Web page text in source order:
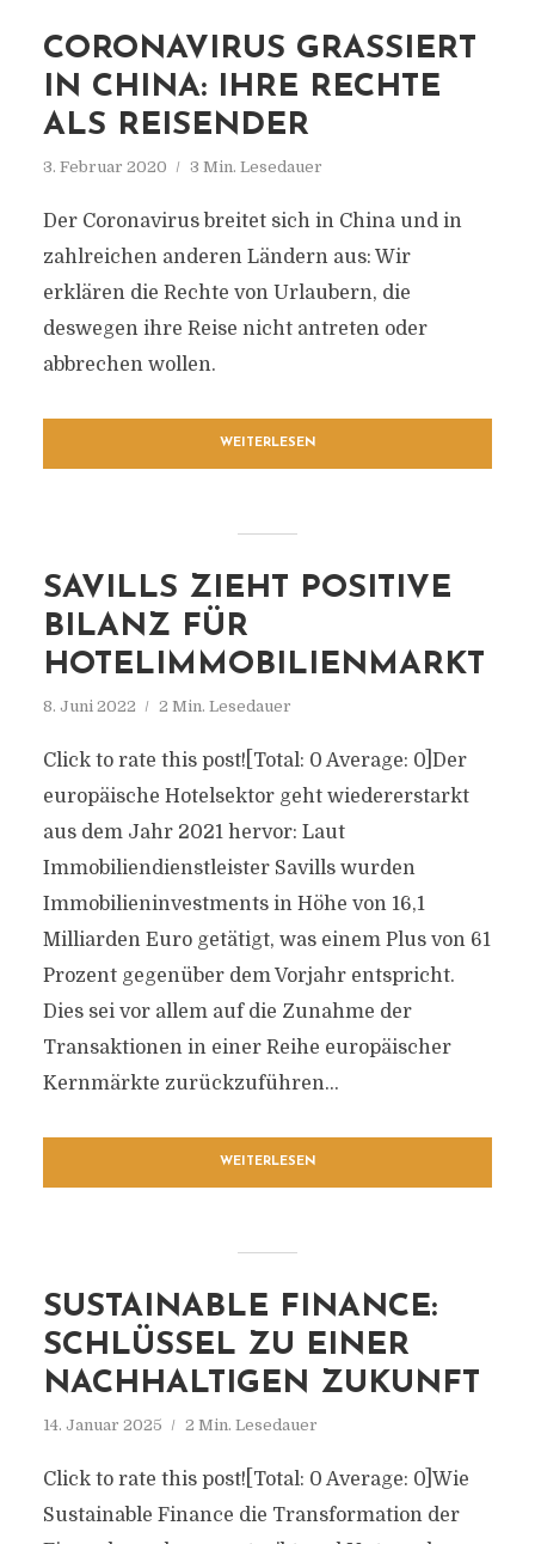
CORONAVIRUS GRASSIERT
IN CHINA: IHRE RECHTE
ALS REISENDER
3. Februar 2020 3 Min. Lesedauer
Der Coronavirus breitet sich in China und in
zahlreichen anderen Ländern aus: Wir
erklären die Rechte von Urlaubern, die
deswegen ihre Reise nicht antreten oder
abbrechen wollen.
WEITERLESEN
SAVILLS ZIEHT POSITIVE
BILANZ FÜR
HOTELIMMOBILIENMARKT
8. Juni 2022 2 Min. Lesedauer
Click to rate this post![Total: 0 Average: 0]Der
europäische Hotelsektor geht wiedererstarkt
aus dem Jahr 2021 hervor: Laut
Immobiliendienstleister Savills wurden
Immobilieninvestments in Höhe von 16,1
Milliarden Euro getätigt, was einem Plus von 61
Prozent gegenüber dem Vorjahr entspricht.
Dies sei vor allem auf die Zunahme der
Transaktionen in einer Reihe europäischer
Kernmärkte zurückzuführen...
WEITERLESEN
SUSTAINABLE FINANCE:
SCHLÜSSEL ZU EINER
NACHHALTIGEN ZUKUNFT
14. Januar 2025 2 Min. Lesedauer
Click to rate this post![Total: 0 Average: 0]Wie
Sustainable Finance die Transformation der